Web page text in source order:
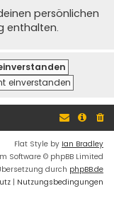
persönlichen
enthalten.
Flat Style by Ian Bradley
Software © phpBB Limited
durch phpBB.de
| Nutzungsbedingungen